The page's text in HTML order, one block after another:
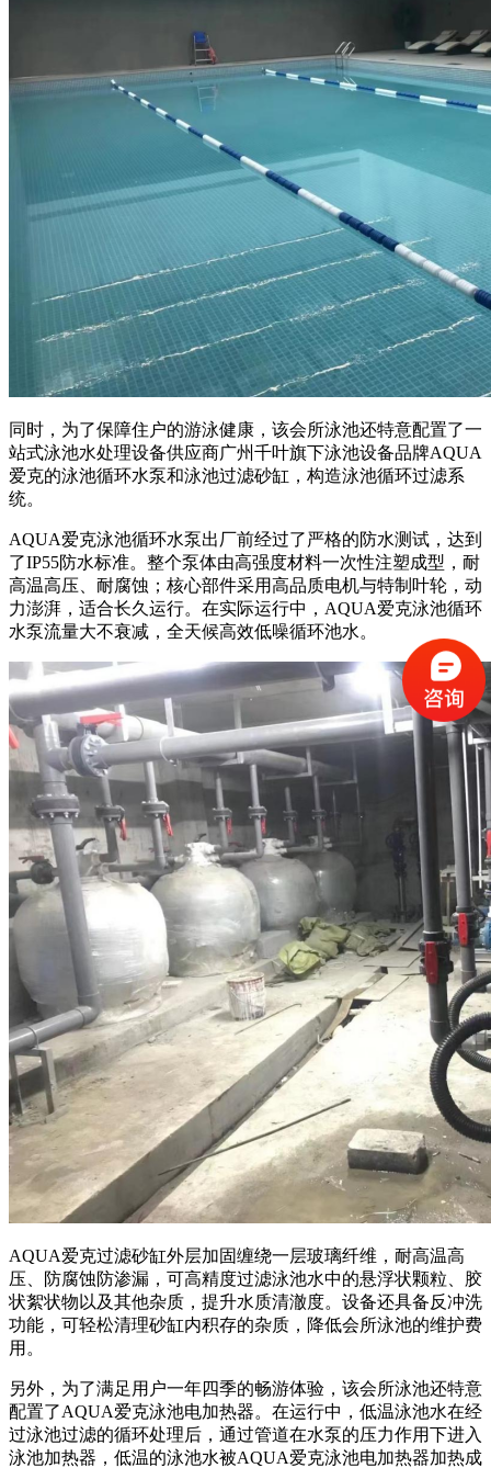
同时，为了保障住户的游泳健康，该会所泳池还特意配置了一
站式泳池水处理设备供应商广州千叶旗下泳池设备品牌AQUA
爱克的泳池循环水泵和泳池过滤砂缸，构造泳池循环过滤系
统。
AQUA爱克泳池循环水泵出厂前经过了严格的防水测试，达到
了IP55防水标准。整个泵体由高强度材料一次性注塑成型，耐
高温高压、耐腐蚀；核心部件采用高品质电机与特制叶轮，动
力澎湃，适合长久运行。在实际运行中， AQUA爱克泳池循环
水泵流量大不衰减，全天候高效低噪循环池水。
AQUA爱克过滤砂缸外层加固缠绕一层玻璃纤维，耐高温高
压、防腐蚀防渗漏，可高精度过滤泳池水中的悬浮状颗粒、胶
状絮状物以及其他杂质，提升水质清澈度。设备还具备反冲洗
功能，可轻松清理砂缸内积存的杂质， 降低会所泳池的维护费
用。
另外，为了满足用户一年四季的畅游体验，该会所泳池还特意
配置了AQUA爱克泳池电加热器。 在运行中，低温泳池水在经
过泳池过滤的循环处理后，通过管道在水泵的压力作用下进入
泳池加热器，低温的泳池水被AQUA爱克泳池电加热器加热成